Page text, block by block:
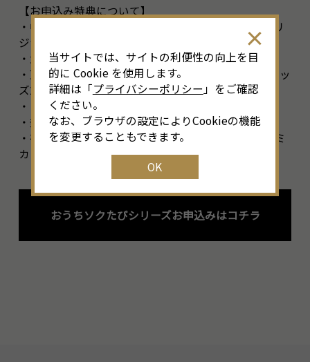
【お申込み特典について】
・中部国際空港セントレア制限区域内特別映像、オリ
ジナルグッズ１点
・大韓航空オリジナルグッズ１点
・東横インコリア5,000ウォン割引券、オリジナルグッ
ズ2点
・ソラリア西鉄ホテル釜山朝食無料券
・釜山映画体験博物館割引券
・在名韓国料理店ソウル家(ソウルヤ)、豊味韓(プンミ
カン)クーポン２点
おうちソクたびシリーズお申込みはコチラ
当サイトでは、サイトの利便性の向上を目
的に Cookie を使用します。
詳細は「プライバシーポリシー 」をご確認
ください。
なお、ブラウザの設定によりCookieの機能
を変更することもできます。
OK